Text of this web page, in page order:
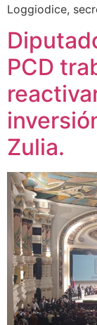
Loggiodice,
PCD
Zulia.